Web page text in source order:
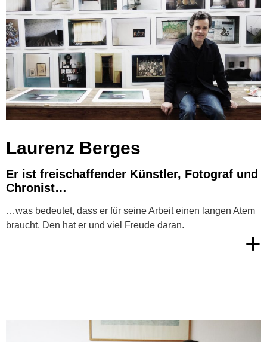
Laurenz Berges
Er ist freischaffender Künstler, Fotograf und
Chronist…
…was bedeutet, dass er für seine Arbeit einen langen Atem
braucht. Den hat er und viel Freude daran.
+